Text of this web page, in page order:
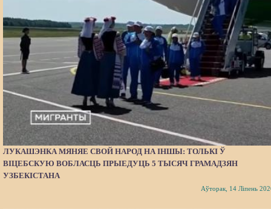
ЛУКАШЭНКА МЯНЯЕ СВОЙ НАРОД НА ІНШЫ: ТОЛЬКІ Ў
ВІЦЕБСКУЮ ВОБЛАСЦЬ ПРЫЕДУЦЬ 5 ТЫСЯЧ ГРАМАДЗЯН
УЗБЕКІСТАНА
Аўторак, 14 Ліпень